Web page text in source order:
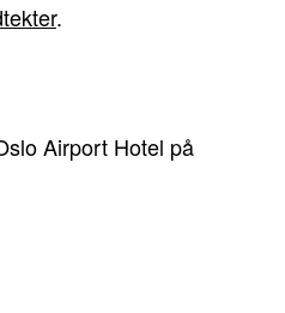
.
Airport Hotel på